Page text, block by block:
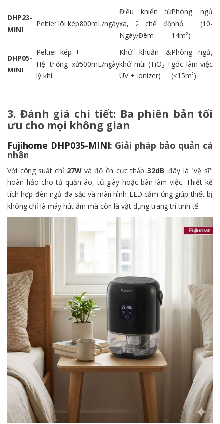
DHP23-
MINI
Peltier lõi kép800mL/ngày
Điều khiển từ
xa, 2 chế độ
Ngày/Đêm
Phòng ngủ
nhỏ (10-
14m²)
DHP05-
MINI
Peltier kép +
Hệ thống xử
lý khí
500mL/ngày
Khử khuẩn &
khử mùi (TiO₂ +
UV + Ionizer)
Phòng ngủ,
góc làm việc
(≤15m²)
3. Đánh giá chi tiết: Ba phiên bản tối
ưu cho mọi không gian
Fujihome DHP035-MINI: Giải pháp bảo quản cá
nhân
Với công suất chỉ 27W và độ ồn cực thấp 32dB, đây là "vệ sĩ"
hoàn hảo cho tủ quần áo, tủ giày hoặc bàn làm việc. Thiết kế
tích hợp đèn ngủ đa sắc và màn hình LED cảm ứng giúp thiết bị
không chỉ là máy hút ẩm mà còn là vật dụng trang trí tinh tế.